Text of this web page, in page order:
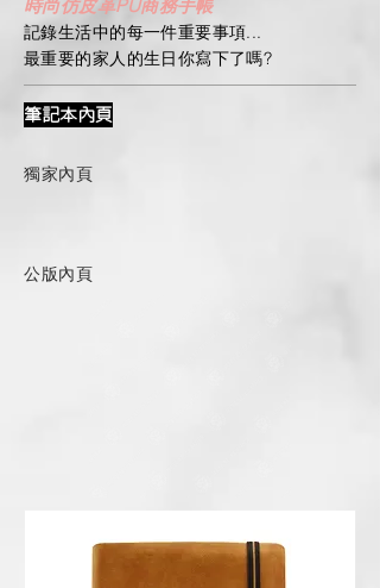
時尚仿皮革PU商務手帳
記錄生活中的每一件重要事項...
最重要的家人的生日你寫下了嗎?
筆記本內頁
獨家內頁
公版內頁